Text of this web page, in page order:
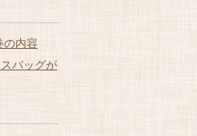
の内容
バッグが